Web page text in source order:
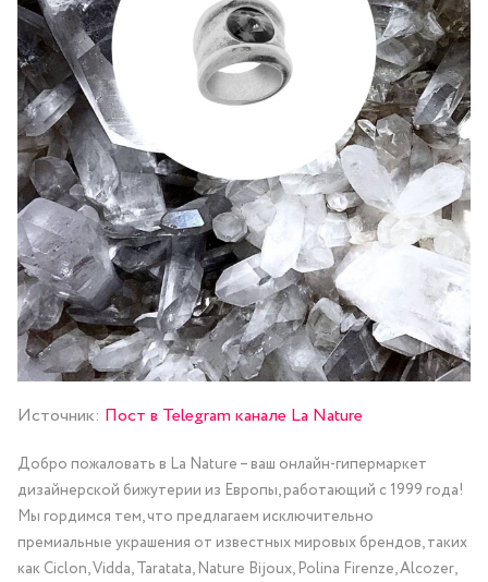
Источник: Пост в Telegram канале La Nature
Добро пожаловать в La Nature – ваш онлайн-гипермаркет
дизайнерской бижутерии из Европы, работающий с 1999 года!
Мы гордимся тем, что предлагаем исключительно
премиальные украшения от известных мировых брендов, таких
как Ciclon, Vidda, Taratata, Nature Bijoux, Polina Firenze, Alcozer,